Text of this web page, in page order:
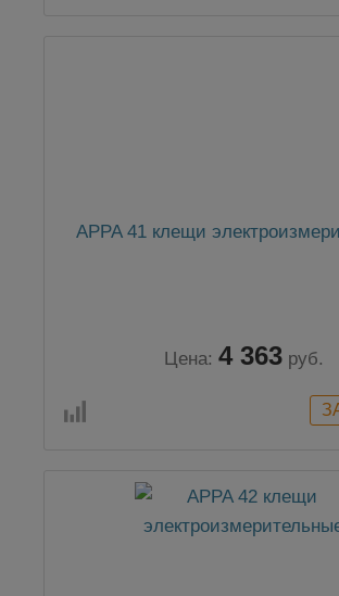
APPA 41 клещи
Цена: 4 363 руб.